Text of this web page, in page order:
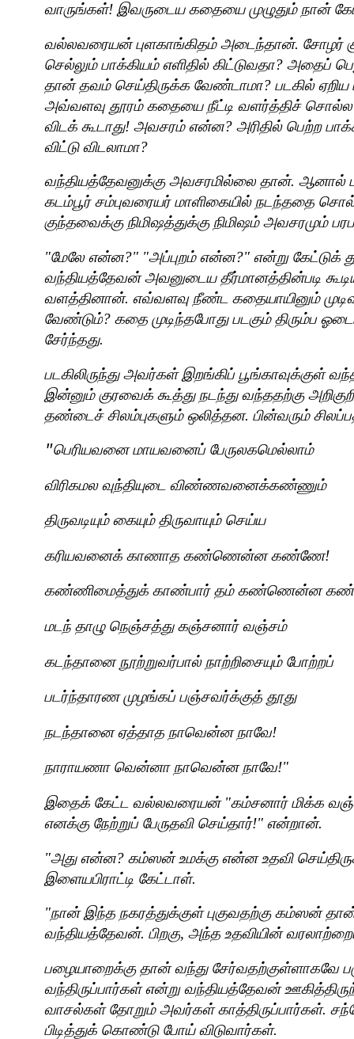
வாருங்கள்! இவருடைய கதையை முழுதும் நான்
வல்லவரையன் புளகாங்கிதம் அடைந்தான். சோழர்
செல்லும் பாக்கியம் எளிதில் கிட்டுவதா? அதைப்
தான் தவம் செய்திருக்க வேண்டாமா? படகில் ஏறிய
அவ்வளவு தூரம் கதையை நீட்டி வளர்த்திச் சொல்ல
விடக் கூடாது! அவசரம் என்ன? அரிதில் பெற்ற
விட்டு விடலாமா?
வந்தியத்தேவனுக்கு அவசரமில்லை தான். ஆனால்
கடம்பூர் சம்புவரையர் மாளிகையில் நடந்ததை
குந்தவைக்கு நிமிஷத்துக்கு நிமிஷம் அவசரமும்
"மேலே என்ன?" "அப்புறம் என்ன?" என்று கேட்டுக்
வந்தியத்தேவன் அவனுடைய தீர்மானத்தின்படி
வளத்தினான். எவ்வளவு நீண்ட கதையாயினும்
வேண்டும்? கதை முடிந்தபோது படகும் திரும்ப
சேர்ந்தது.
படகிலிருந்து அவர்கள் இறங்கிப் பூங்காவுக்குள்
இன்னும் குரவைக் கூத்து நடந்து வந்ததற்கு
தண்டைச் சிலம்புகளும் ஒலித்தன. பின்வரும்
"பெரியவனை மாயவனைப் பேருலகமெல்லாம்
விரிகமல வுந்தியுடை விண்ணவனைக்கண்ணும்
திருவடியும் கையும் திருவாயும் செய்ய
கரியவனைக் காணாத கண்ணென்ன கண்ணே!
கண்ணிமைத்துக் காண்பார் தம் கண்ணென்ன
மடந் தாழு நெஞ்சத்து கஞ்சனார் வஞ்சம்
கடந்தானை நூற்றுவர்பால் நாற்றிசையும் போற்றப்
படர்ந்தாரண முழங்கப் பஞ்சவர்க்குத் தூது
நடந்தானை ஏத்தாத நாவென்ன நாவே!
நாராயணா வென்னா நாவென்ன நாவே!"
இதைக் கேட்ட வல்லவரையன் "கம்சனார் மிக்க
எனக்கு நேற்றுப் பேருதவி செய்தார்!" என்றான்.
"அது என்ன? கம்ஸன் உமக்கு என்ன உதவி
இளையபிராட்டி கேட்டாள்.
"நான் இந்த நகரத்துக்குள் புகுவதற்கு கம்ஸன்
வந்தியத்தேவன். பிறகு, அந்த உதவியின்
பழையாறைக்கு தான் வந்து சேர்வதற்குள்ளாகவே
வந்திருப்பார்கள் என்று வந்தியத்தேவன்
வாசல்கள் தோறும் அவர்கள் காத்திருப்பார்கள்.
பிடித்துக் கொண்டு போய் விடுவார்கள்.